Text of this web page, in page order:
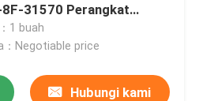
31570 Perangkat
1 buah
：Negotiable price
Hubungi kami